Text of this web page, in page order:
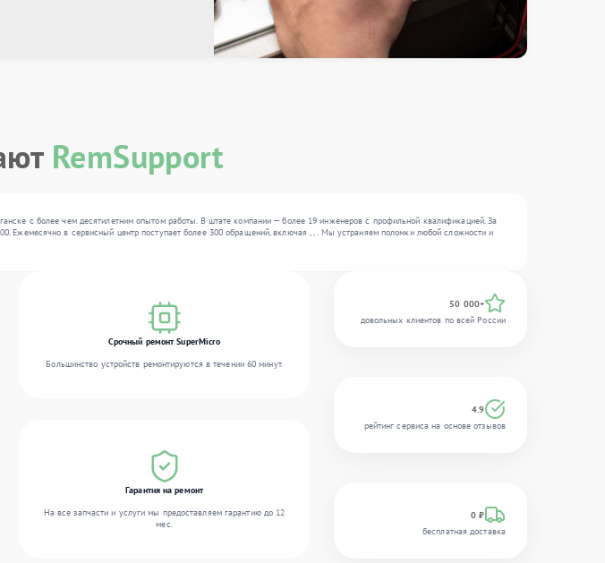
RemSupport
с более чем десятилетним опытом работы. В штате компании — более 19 инженеров с профильной квалификацией. За
Ежемесячно в сервисный центр поступает более 300 обращений, включая , , . Мы устраняем поломки любой сложности и
Срочный ремонт SuperMicro
Большинство устройств ремонтируются в течении 60 минут.
Гарантия на ремонт
На все запчасти и услуги мы предоставляем гарантию до 12
мес.
50 000+
довольных клиентов по всей России
4.9
рейтинг сервиса на основе отзывов
0 ₽
бесплатная доставка